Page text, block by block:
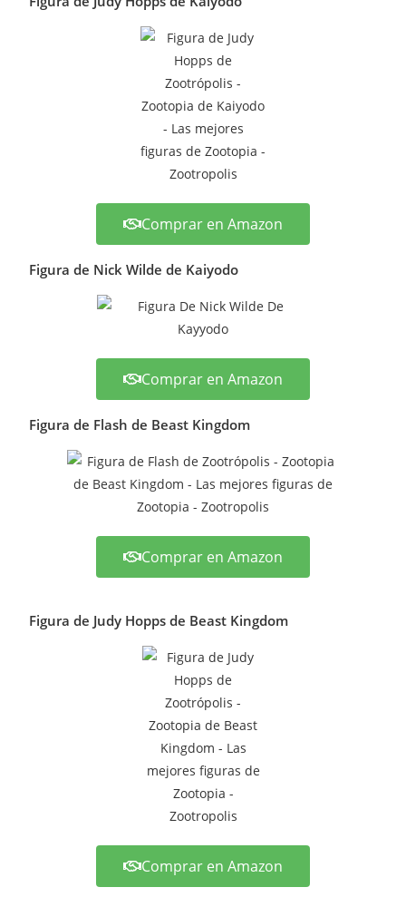
Comprar en Amazon
Figura de Nick Wilde de Kaiyodo
Comprar en Amazon
Figura de Flash de Beast Kingdom
Comprar en Amazon
Figura de Judy Hopps de Beast Kingdom
Comprar en Amazon